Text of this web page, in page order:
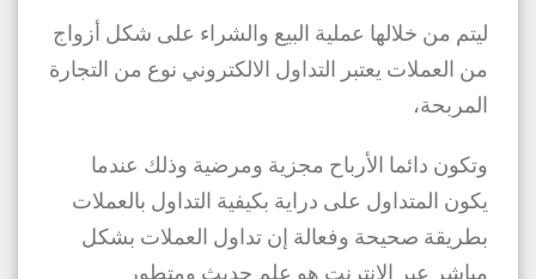
ليتم من خلالها عملية البيع والشراء على شكل أزواج
من العملات يعتبر التداول الالكتروني نوع من التجارة
المربحة،
وتكون دائما الأرباح مجزية ومرضية وذلك عندما
يكون المتداول على دراية بكيفية التداول بالعملات
بطريقة صحيحة وفعالة إن تداول العملات بشكل
مباشر عبر الانترنت هو علم حديث ومتطور